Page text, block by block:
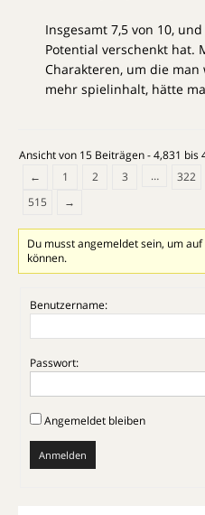
Insgesamt 7,5 von 10,
Potential verschenkt hat.
Charakteren, um die
mehr spielinhalt, hätte
Ansicht von 15 Beiträgen - 4,831 bis
←
1 2 3 … 322
515
→
Du musst angemeldet sein, um
können.
Benutzername:
Passwort:
Angemeldet bleiben
Anmelden